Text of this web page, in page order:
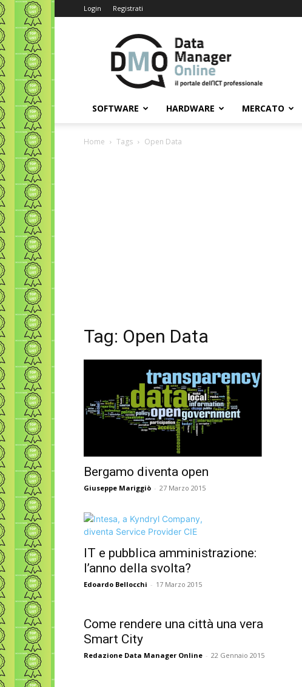
Login Registrati
Data
Manager
Online
SOFTWARE HARDWARE MERCATO
Home Tags Open Data
Tag: Open Data
Bergamo diventa open
Giuseppe Mariggiò - 27 Marzo 2015
IT e pubblica amministrazione:
l’anno della svolta?
Edoardo Bellocchi - 17 Marzo 2015
Come rendere una città una vera
Smart City
Redazione Data Manager Online - 22 Gennaio 2015